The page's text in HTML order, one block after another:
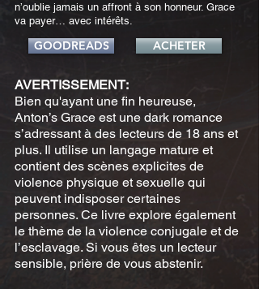
n’oublie jamais un affront à son honneur. Grace
va payer… avec intérêts.
GOODREADS ACHETER
AVERTISSEMENT:
Bien qu'ayant une fin heureuse,
Anton’s Grace est une dark romance
s’adressant à des lecteurs de 18 ans et
plus. Il utilise un langage mature et
contient des scènes explicites de
violence physique et sexuelle qui
peuvent indisposer certaines
personnes. Ce livre explore également
le thème de la violence conjugale et de
l’esclavage. Si vous êtes un lecteur
sensible, prière de vous abstenir.